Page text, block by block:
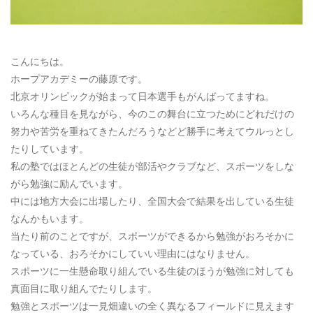
こんにちは。
ホープアカデミーの藤原です。
北京オリンピックが始まって日本選手もがんばってますね。
いろんな種目を見ながら、今のこの舞台に立つためにどれだけの
努力や苦労を重ねてきたんだろうなどど勝手に考えてウルっとし
たりしています。
私の塾ではほとんどの生徒が部活やクラブなど、スポーツをしな
がら勉強に励んでいます。
中には地方大会に出場したり、全国大会で結果を出している生徒
なんかもいます。
当たり前のことですが、スポーツができるから勉強がおろそかに
なっている、おろそかにしていい理由にはなりません。
スポーツに一生懸命取り組んでいる生徒のほうが勉強に対しても
真面目に取り組んでたりします。
勉強とスポーツは一見畑違いの全く異なるフィールドに見えます